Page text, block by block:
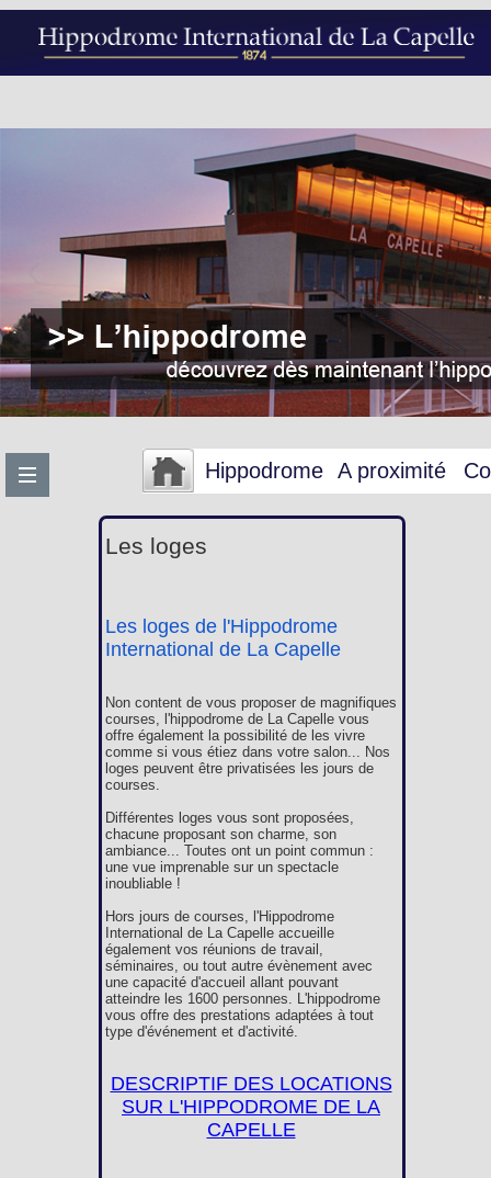
Hippodrome A proximité
Les loges
Les loges de l'Hippodrome
International de La Capelle
Non content de vous proposer de magnifiques
courses, l'hippodrome de La Capelle vous
offre également la possibilité de les vivre
comme si vous étiez dans votre salon... Nos
loges peuvent être privatisées les jours de
courses.
Différentes loges vous sont proposées,
chacune proposant son charme, son
ambiance... Toutes ont un point commun :
une vue imprenable sur un spectacle
inoubliable !
Hors jours de courses, l'Hippodrome
International de La Capelle accueille
également vos réunions de travail,
séminaires, ou tout autre évènement avec
une capacité d'accueil allant pouvant
atteindre les 1600 personnes. L'hippodrome
vous offre des prestations adaptées à tout
type d'événement et d'activité.
DESCRIPTIF DES LOCATIONS
SUR L'HIPPODROME DE LA
CAPELLE